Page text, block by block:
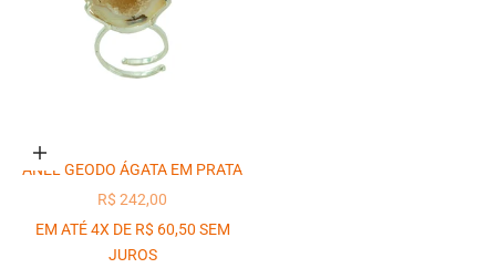
Adicionar ao carrinho
ANEL GEODO ÁGATA EM PRATA
PREÇO PROMOCIONAL
R$ 242,00
EM ATÉ 4X DE R$ 60,50 SEM
JUROS